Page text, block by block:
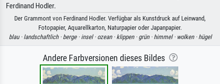
Ferdinand Hodler.
Der Grammont von Ferdinand Hodler. Verfügbar als Kunstdruck auf Leinwand,
Fotopapier, Aquarellkarton, Naturpapier oder Japanpapier.
blau · landschaftlich · berge · insel · ozean · klippen · grün · himmel · wolken · hügel
Andere Farbversionen dieses Bildes